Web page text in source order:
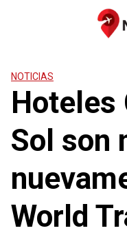
NOTICIAS
Hoteles
Sol son
World